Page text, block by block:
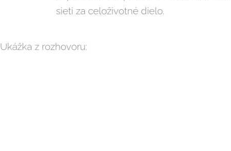
sieti za celoživotné dielo.
Ukážka z rozhovoru: